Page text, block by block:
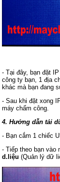
- Tại đây, bạn đặt
công ty bạn, 1 địa
khác mà bạn đang
- Sau khi đặt xong
máy chấm công.
4. Hướng dẫn tải
- Bạn cắm 1 chiếc
- Tiếp theo bạn vào
d.liệu (Quản lý dữ